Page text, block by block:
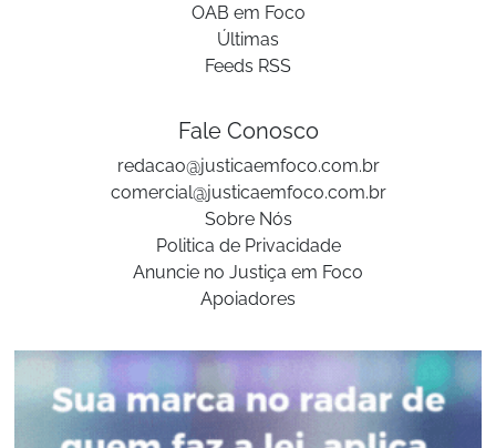
OAB em Foco
Últimas
Feeds RSS
Fale Conosco
redacao@justicaemfoco.com.br
comercial@justicaemfoco.com.br
Sobre Nós
Politica de Privacidade
Anuncie no Justiça em Foco
Apoiadores